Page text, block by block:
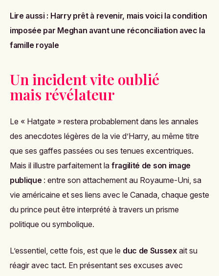
Lire aussi : Harry prêt à revenir, mais voici la condition
imposée par Meghan avant une réconciliation avec la
famille royale
Un incident vite oublié
mais révélateur
Le « Hatgate » restera probablement dans les annales
des anecdotes légères de la vie d’Harry, au même titre
que ses gaffes passées ou ses tenues excentriques.
Mais il illustre parfaitement la fragilité de son image
publique : entre son attachement au Royaume-Uni, sa
vie américaine et ses liens avec le Canada, chaque geste
du prince peut être interprété à travers un prisme
politique ou symbolique.
L’essentiel, cette fois, est que le duc de Sussexait su
réagir avec tact. En présentant ses excuses avec